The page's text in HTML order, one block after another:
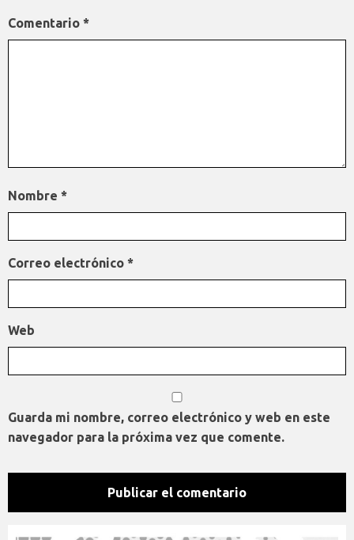
Comentario *
Nombre *
Correo electrónico *
Web
Guarda mi nombre, correo electrónico y web en este
navegador para la próxima vez que comente.